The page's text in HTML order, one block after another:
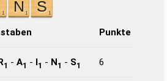
Punkte
1 - A1 - I1 - N1 - S1 6